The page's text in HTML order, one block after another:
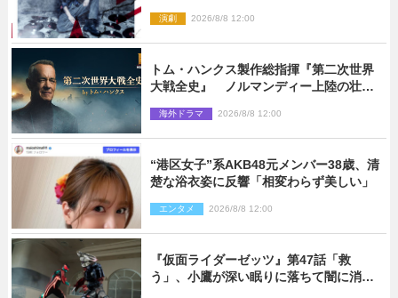
演劇 2026/8/8 12:00
トム・ハンクス製作総指揮『第二次世界
大戦全史』 ノルマンディー上陸の壮絶
海外ドラマ 2026/8/8 12:00
“港区女子”系AKB48元メンバー38歳、清
楚な浴衣姿に反響「相変わらず美しい」
エンタメ 2026/8/8 12:00
『仮面ライダーゼッツ』第47話「救
う」、小鷹が深い眠りに落ちて闇に消え